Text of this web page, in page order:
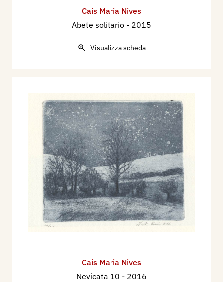
Cais Maria Nives
Abete solitario - 2015
Visualizza scheda
Cais Maria Nives
Nevicata 10 - 2016